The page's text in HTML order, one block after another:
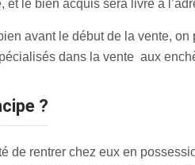
le bien acquis sera livré à
avant le début de la vente, on
dans la vente aux
?
rentrer chez eux en